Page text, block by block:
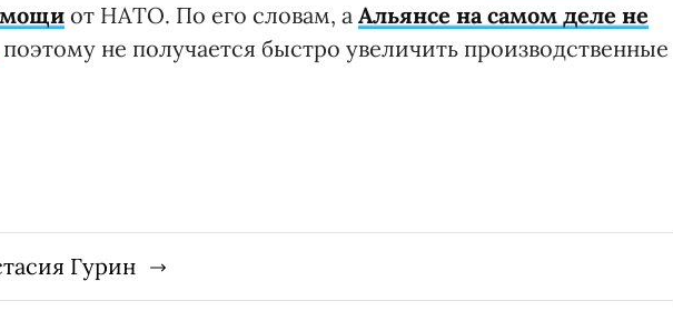
от НАТО. По его словам, а Альянсе на самом деле не
поэтому не получается быстро увеличить производственные
Гурин